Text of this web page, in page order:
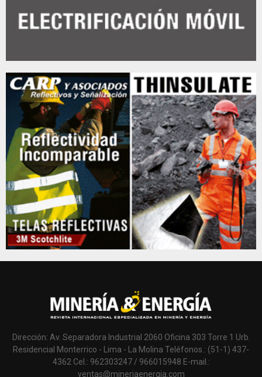
Dirección: Av. Separadora Industrial 2060 Oficina 303 Torre 1 Urb.
Residencial Monterrico - Lima - La Molina Teléfonos.: (51-1) 437-
4362 Cel.: 962303247 / 966015948 E-mail.:
ventas@mineriaenergia.com